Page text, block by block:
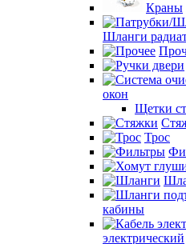
Краны
Шланги
окон
Щетки
Трос
кабины
электрический